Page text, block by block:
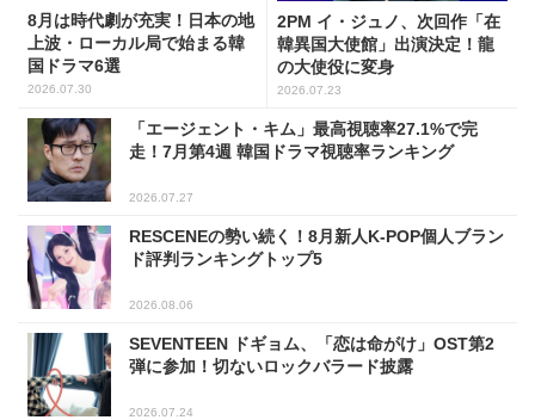
8月は時代劇が充実！日本の地
上波・ローカル局で始まる韓
国ドラマ6選
2026.07.30
2PM イ・ジュノ、次回作「在
韓異国大使館」出演決定！龍
の大使役に変身
2026.07.23
「エージェント・キム」最高視聴率27.1%で完
走！7月第4週 韓国ドラマ視聴率ランキング
2026.07.27
RESCENEの勢い続く！8月新人K-POP個人ブラン
ド評判ランキングトップ5
2026.08.06
SEVENTEEN ドギョム、「恋は命がけ」OST第2
弾に参加！切ないロックバラード披露
2026.07.24